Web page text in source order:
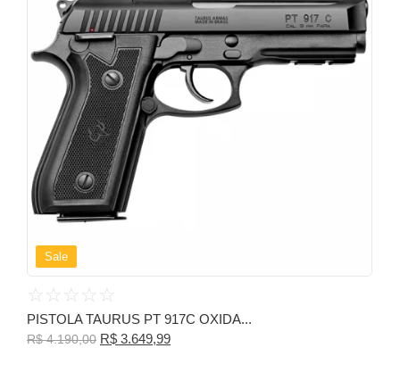
Sale
☆ ☆ ☆ ☆ ☆
PISTOLA TAURUS PT 917C OXIDA...
R$4.190,00 R$ 3.649,99